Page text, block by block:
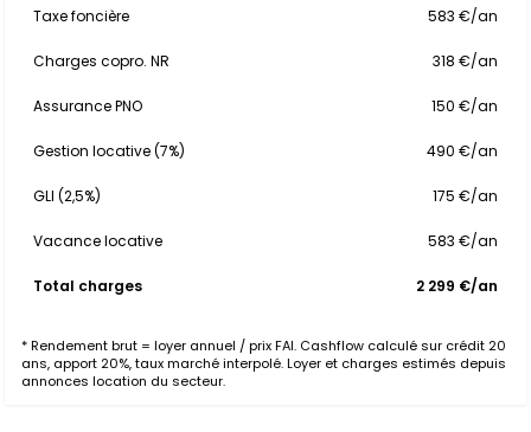
Taxe foncière 583 €/an
Charges copro. NR 318 €/an
Assurance PNO 150 €/an
Gestion locative (7%) 490 €/an
GLI (2,5%) 175 €/an
Vacance locative 583 €/an
Total charges 2 299 €/an
* Rendement brut = loyer annuel / prix FAI. Cashflow calculé sur crédit 20
ans, apport 20%, taux marché interpolé. Loyer et charges estimés depuis
annonces location du secteur.